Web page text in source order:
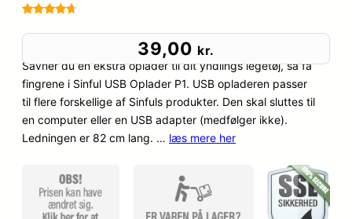
som
baseret
på
kundebedø
mmelser
39,00 kr.
Savner du en ekstra oplader til dit yndlings legetøj, så få
fingrene i Sinful USB Oplader P1. USB opladeren passer
til flere forskellige af Sinfuls produkter. Den skal sluttes til
en computer eller en USB adapter (medfølger ikke).
Ledningen er 82 cm lang. … læs mere her